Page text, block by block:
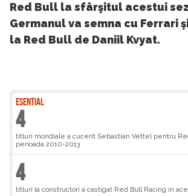
Red Bull la sfârşitul acestui
Germanul va semna cu Ferrari
la Red Bull de Daniil Kvyat.
ESENTIAL
4
titluri mondiale a cucerit Sebastian Vettel pentru
perioada 2010-2013
4
titluri la constructori a castigat Red Bull Racing in